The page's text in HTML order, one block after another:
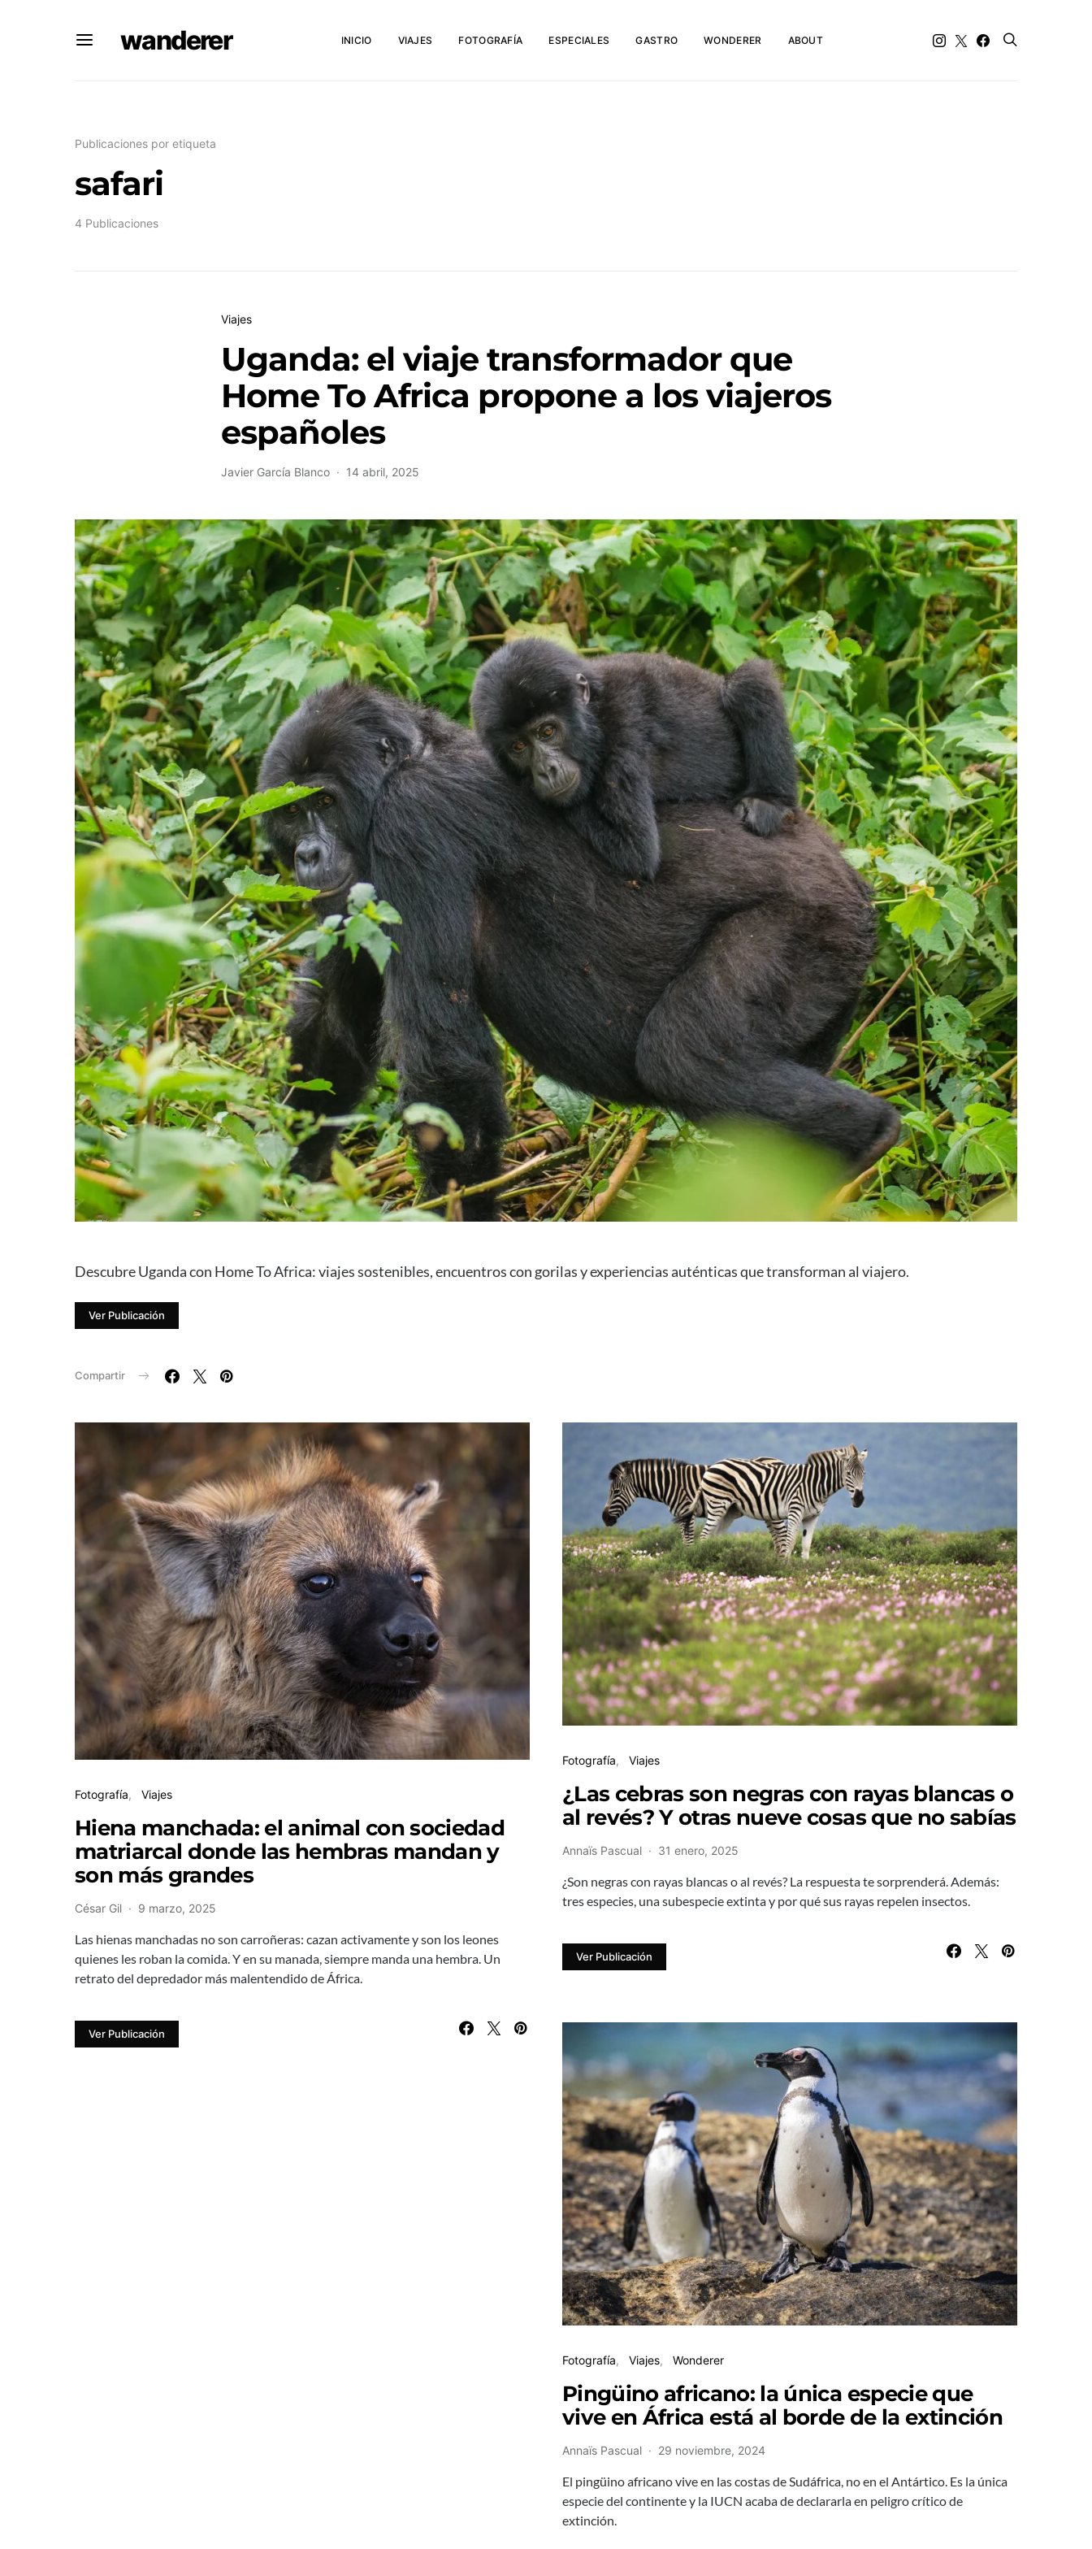
wanderer INICIO VIAJES FOTOGRAFÍA ESPECIALES GASTRO WONDERER ABOUT
Publicaciones por etiqueta
safari
4 Publicaciones
Viajes
Uganda: el viaje transformador que
Home To Africa propone a los viajeros
españoles
Javier García Blanco 14 abril, 2025
Descubre Uganda con Home To Africa: viajes sostenibles, encuentros con gorilas y experiencias auténticas que transforman al viajero.
Ver Publicación
Compartir
Fotografía Viajes
Hiena manchada: el animal con sociedad
matriarcal donde las hembras mandan y
son más grandes
César Gil 9 marzo, 2025
Las hienas manchadas no son carroñeras: cazan activamente y son los leones
quienes les roban la comida. Y en su manada, siempre manda una hembra. Un
retrato del depredador más malentendido de África.
Ver Publicación
Fotografía Viajes
¿Las cebras son negras con rayas blancas o
al revés? Y otras nueve cosas que no sabías
Annaïs Pascual 31 enero, 2025
¿Son negras con rayas blancas o al revés? La respuesta te sorprenderá. Además:
tres especies, una subespecie extinta y por qué sus rayas repelen insectos.
Ver Publicación
Fotografía Viajes Wonderer
Pingüino africano: la única especie que
vive en África está al borde de la extinción
Annaïs Pascual 29 noviembre, 2024
El pingüino africano vive en las costas de Sudáfrica, no en el Antártico. Es la única
especie del continente y la IUCN acaba de declararla en peligro crítico de
extinción.